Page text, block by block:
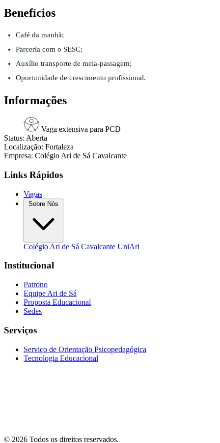
Benefícios
Café da manhã;
Parceria com o SESC;
Auxílio transporte de meia-passagem;
Oportunidade de crescimento profissional.
Informações
Vaga extensiva para PCD
Status: Aberta
Localização: Fortaleza
Empresa: Colégio Ari de Sá Cavalcante
Links Rápidos
Vagas
Sobre Nós
Colégio Ari de Sá Cavalcante UniAri
Institucional
Patrono
Equipe Ari de Sá
Proposta Educacional
Sedes
Serviços
Serviço de Orientação Psicopedagógica
Tecnologia Educacional
© 2026 Todos os direitos reservados.